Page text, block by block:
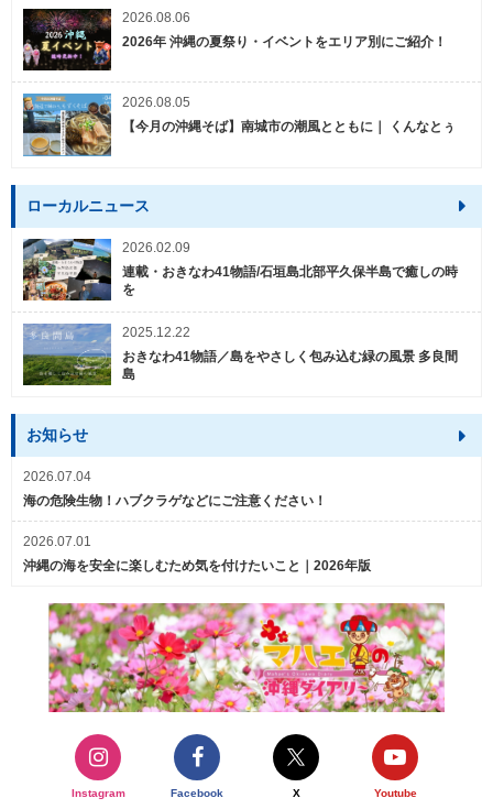
2026.08.06
2026年 沖縄の夏祭り・イベントをエリア別にご紹介！
2026.08.05
【今月の沖縄そば】南城市の潮風とともに｜ くんなとぅ
ローカルニュース
2026.02.09
連載・おきなわ41物語/石垣島北部平久保半島で癒しの時
を
2025.12.22
おきなわ41物語／島をやさしく包み込む緑の風景 多良間
島
お知らせ
2026.07.04
海の危険生物！ハブクラゲなどにご注意ください！
2026.07.01
沖縄の海を安全に楽しむため気を付けたいこと｜2026年版
Instagram Facebook X Youtube